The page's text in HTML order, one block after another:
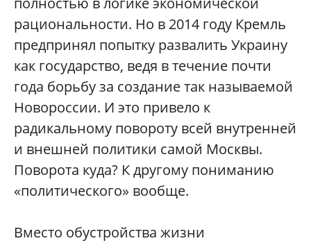
рациональности. Но в 2014 году Кремль
предпринял попытку развалить Украину
как государство, ведя в течение почти
года борьбу за создание так называемой
Новороссии. И это привело к
радикальному повороту всей внутренней
и внешней политики самой Москвы.
Поворота куда? К другому пониманию
«политического» вообще.
Вместо обустройства жизни